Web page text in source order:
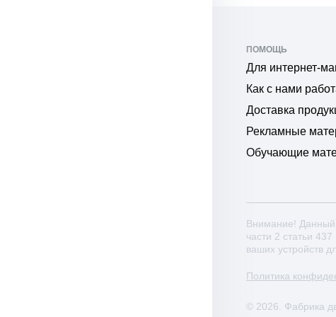
ПОМОЩЬ
Для интернет-
Как с нами
Доставка
Рекламные
Обучающие
Внимание! Данный
части 2 статьи
ваших устройств
Политика
© 2026. Фабрика